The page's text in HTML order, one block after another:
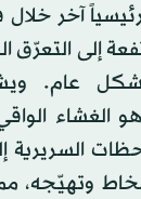
رئيسياً آخر
إلى
عام.
الغشاء
وتهيّجه،